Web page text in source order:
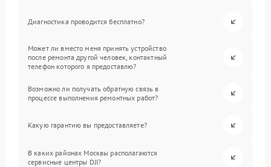
Диагностика проводится бесплатно?
Может ли вместо меня принять устройство
после ремонта другой человек, контактный
телефон которого я предоставлю?
Возможно ли получать обратную связь в
процессе выполнения ремонтных работ?
Какую гарантию вы предоставляете?
В каких районах Москвы располагаются
сервисные центры DJI?